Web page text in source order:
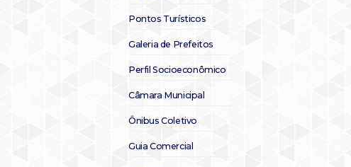
Pontos Turísticos
Galeria de Prefeitos
Perfil Socioeconômico
Câmara Municipal
Ônibus Coletivo
Guia Comercial